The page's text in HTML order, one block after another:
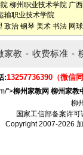
柳州职业技术学院 广
输职业技术学院
政治 钢琴 美术 书法 网球
家教 - 收费标准 -
:13257736390（微信
">柳州家教网 柳州家教
柳
国家工信部备案许可
Copyright 2007-2026